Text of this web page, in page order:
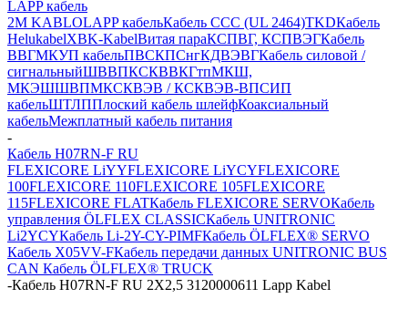
LAPP кабель
2M KABLOLAPP кабельКабель CCC (UL 2464)TKDКабель
HelukabelXBK-KabelВитая параКСПВГ, КСПВЭГКабель
ВВГМКУП кабельПВСКПСнгКДВЭВГКабель силовой /
сигнальныйШВВПКСКВВКГтпМКШ,
МКЭШШВПМКСКВЭВ / КСКВЭВ-ВПСИП
кабельШТЛППлоский кабель шлейфКоаксиальный
кабельМежплатный кабель питания
-
Кабель H07RN-F RU
FLEXICORE LiYYFLEXICORE LiYCYFLEXICORE
100FLEXICORE 110FLEXICORE 105FLEXICORE
115FLEXICORE FLATКабель FLEXICORE SERVOКабель
управления ÖLFLEX CLASSICКабель UNITRONIC
Li2YCYКабель Li-2Y-CY-PIMFКабель ÖLFLEX® SERVO
Кабель X05VV-FКабель передачи данных UNITRONIC BUS
CAN Кабель ÖLFLEX® TRUCK
-Кабель H07RN-F RU 2X2,5 3120000611 Lapp Kabel